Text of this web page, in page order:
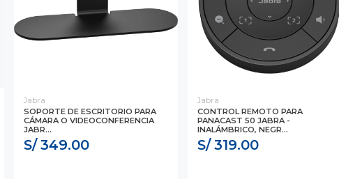
Jabra
SOPORTE DE ESCRITORIO PARA
CÁMARA O VIDEOCONFERENCIA
JABR...
S/ 349.00
Jabra
CONTROL REMOTO PARA
PANACAST 50 JABRA -
INALÁMBRICO, NEGR...
S/ 319.00